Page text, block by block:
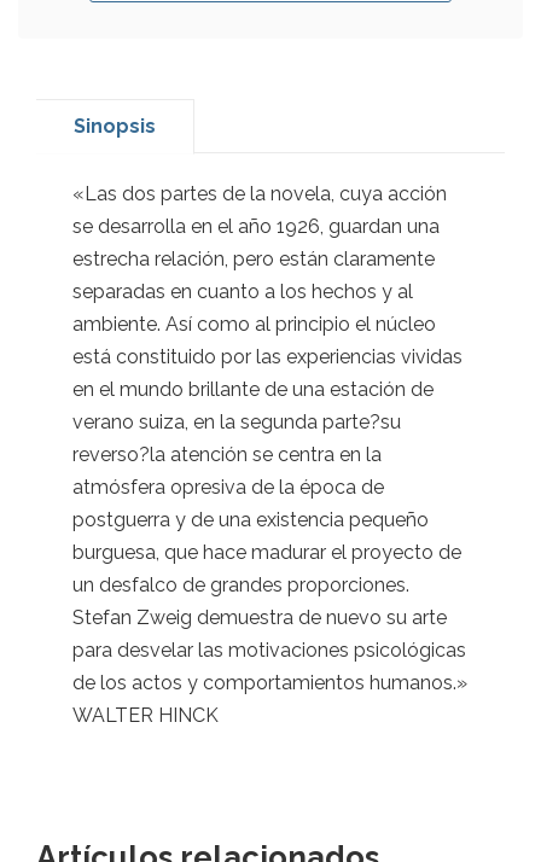
Sinopsis
«Las dos partes de la novela, cuya acción
se desarrolla en el año 1926, guardan una
estrecha relación, pero están claramente
separadas en cuanto a los hechos y al
ambiente. Así como al principio el núcleo
está constituido por las experiencias vividas
en el mundo brillante de una estación de
verano suiza, en la segunda parte?su
reverso?la atención se centra en la
atmósfera opresiva de la época de
postguerra y de una existencia pequeño
burguesa, que hace madurar el proyecto de
un desfalco de grandes proporciones.
Stefan Zweig demuestra de nuevo su arte
para desvelar las motivaciones psicológicas
de los actos y comportamientos humanos.»
WALTER HINCK